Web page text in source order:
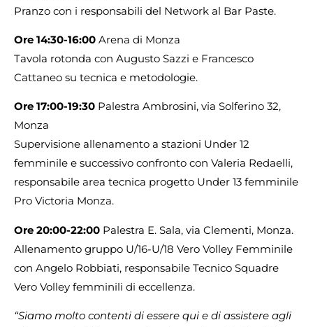
Pranzo con i responsabili del Network al Bar Paste.
Ore 14:30-16:00 Arena di Monza
Tavola rotonda con Augusto Sazzi e Francesco
Cattaneo su tecnica e metodologie.
Ore 17:00-19:30 Palestra Ambrosini, via Solferino 32,
Monza
Supervisione allenamento a stazioni Under 12
femminile e successivo confronto con Valeria Redaelli,
responsabile area tecnica progetto Under 13 femminile
Pro Victoria Monza.
Ore 20:00-22:00 Palestra E. Sala, via Clementi, Monza.
Allenamento gruppo U/16-U/18 Vero Volley Femminile
con Angelo Robbiati, responsabile Tecnico Squadre
Vero Volley femminili di eccellenza.
“Siamo molto contenti di essere qui e di assistere agli